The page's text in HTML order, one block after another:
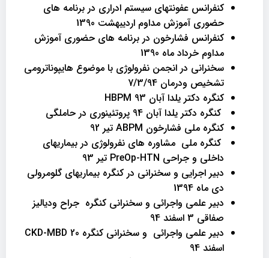
کنفرانس عفونتهای سیستم ادراری در برنامه های
حضوری آموزش مداوم اردیبهشت 1390
کنفرانس فشارخون در برنامه های حضوری آموزش
مداوم خرداد ماه 1390
سخنرانی در انجمن نفرولوژی با موضوع هایپوناترومی
تشخیص ودرمان 7/3/94
کنگره دکتر یلدا آبان 93 HBPM
کنگره دکتر یلدا آبان 94 پروتئینوری در حاملگی
کنگره ملی فشارخون ABPM تیر 92
کنگره ملی مشاوره های نفرولوژی در بیماریهای
داخلی و جراحی PreOp-HTN تیر 93
دبیر اجرایی و سخنرانی در کنگره بیماریهای گلومرولی
دی ماه 1394
دبیر علمی واجرائی و سخنرانی کنگره جراح ودیالیز
صفاقی 3 اسفند 94
دبیر علمی واجرائی و سخنرانی کنگره CKD-MBD 20
اسفند 94